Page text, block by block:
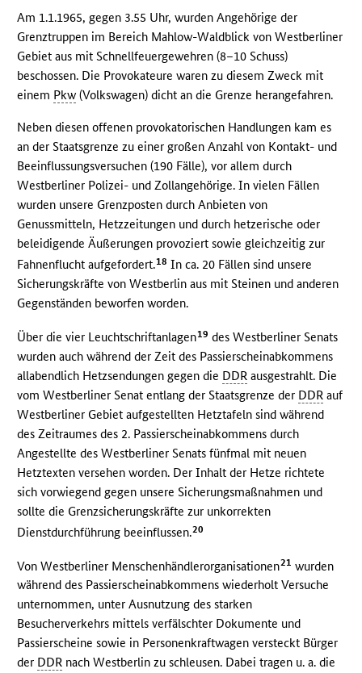
Am 1.1.1965, gegen 3.55 Uhr, wurden Angehörige der
Grenztruppen im Bereich Mahlow-Waldblick von Westberliner
Gebiet aus mit Schnellfeuergewehren (8–10 Schuss)
beschossen. Die Provokateure waren zu diesem Zweck mit
einem Pkw (Volkswagen) dicht an die Grenze herangefahren.
Neben diesen offenen provokatorischen Handlungen kam es
an der Staatsgrenze zu einer großen Anzahl von Kontakt- und
Beeinflussungsversuchen (190 Fälle), vor allem durch
Westberliner Polizei- und Zollangehörige. In vielen Fällen
wurden unsere Grenzposten durch Anbieten von
Genussmitteln, Hetzzeitungen und durch hetzerische oder
beleidigende Äußerungen provoziert sowie gleichzeitig zur
Fahnenflucht aufgefordert.18 In ca. 20 Fällen sind unsere
Sicherungskräfte von Westberlin aus mit Steinen und anderen
Gegenständen beworfen worden.
Über die vier Leuchtschriftanlagen19 des Westberliner Senats
wurden auch während der Zeit des Passierscheinabkommens
allabendlich Hetzsendungen gegen die DDR ausgestrahlt. Die
vom Westberliner Senat entlang der Staatsgrenze der DDR auf
Westberliner Gebiet aufgestellten Hetztafeln sind während
des Zeitraumes des 2. Passierscheinabkommens durch
Angestellte des Westberliner Senats fünfmal mit neuen
Hetztexten versehen worden. Der Inhalt der Hetze richtete
sich vorwiegend gegen unsere Sicherungsmaßnahmen und
sollte die Grenzsicherungskräfte zur unkorrekten
Dienstdurchführung beeinflussen.20
Von Westberliner Menschenhändlerorganisationen21 wurden
während des Passierscheinabkommens wiederholt Versuche
unternommen, unter Ausnutzung des starken
Besucherverkehrs mittels verfälschter Dokumente und
Passierscheine sowie in Personenkraftwagen versteckt Bürger
der DDR nach Westberlin zu schleusen. Dabei tragen u. a. die